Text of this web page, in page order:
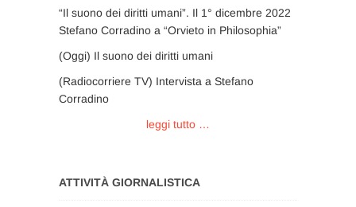
“Il suono dei diritti umani”. Il 1° dicembre 2022
Stefano Corradino a “Orvieto in Philosophia”
(Oggi) Il suono dei diritti umani
(Radiocorriere TV) Intervista a Stefano
Corradino
leggi tutto …
ATTIVITÀ GIORNALISTICA